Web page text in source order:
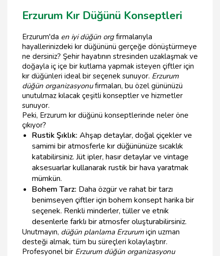
Erzurum Kır Düğünü Konseptleri
Erzurum'da en iyi düğün orgfirmalarıyla
hayallerinizdeki kır düğününü gerçeğe dönüştürmeye
ne dersiniz? Şehir hayatının stresinden uzaklaşmak ve
doğayla iç içe bir kutlama yapmak isteyen çiftler için
kır düğünleri ideal bir seçenek sunuyor. Erzurum
düğün organizasyonufirmaları, bu özel gününüzü
unutulmaz kılacak çeşitli konseptler ve hizmetler
sunuyor.
Peki, Erzurum kır düğünü konseptlerinde neler öne
çıkıyor?
Rustik Şıklık: Ahşap detaylar, doğal çiçekler ve
samimi bir atmosferle kır düğününüze sıcaklık
katabilirsiniz. Jüt ipler, hasır detaylar ve vintage
aksesuarlar kullanarak rustik bir hava yaratmak
mümkün.
Bohem Tarz: Daha özgür ve rahat bir tarzı
benimseyen çiftler için bohem konsept harika bir
seçenek. Renkli minderler, tüller ve etnik
desenlerle farklı bir atmosfer oluşturabilirsiniz.
Unutmayın, düğün planlama Erzurum için uzman
desteği almak, tüm bu süreçleri kolaylaştırır.
Profesyonel bir Erzurum düğün organizasyonu